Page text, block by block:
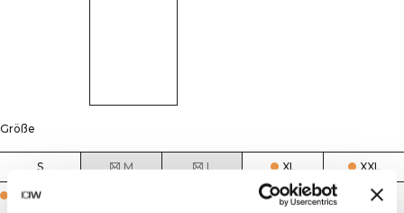
Größe
S M L XL XXL
Few in stock